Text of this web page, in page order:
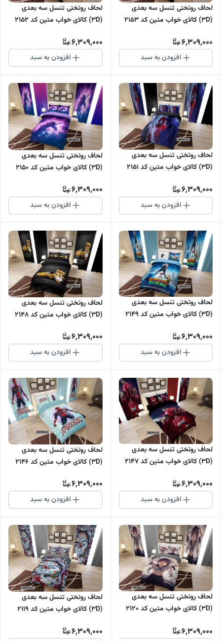
لحاف روتختی تنسل سه بعدی
(3D) کالای خواب متین کد 2153
6,309,000
افزودن به سبد
لحاف روتختی تنسل سه بعدی
(3D) کالای خواب متین کد 2152
6,309,000
افزودن به سبد
لحاف روتختی تنسل سه بعدی
(3D) کالای خواب متین کد 2151
6,309,000
افزودن به سبد
لحاف روتختی تنسل سه بعدی
(3D) کالای خواب متین کد 2150
6,309,000
افزودن به سبد
لحاف روتختی تنسل سه بعدی
(3D) کالای خواب متین کد 2149
6,309,000
افزودن به سبد
لحاف روتختی تنسل سه بعدی
(3D) کالای خواب متین کد 2148
6,309,000
افزودن به سبد
لحاف روتختی تنسل سه بعدی
(3D) کالای خواب متین کد 2147
6,309,000
افزودن به سبد
لحاف روتختی تنسل سه بعدی
(3D) کالای خواب متین کد 2146
6,309,000
افزودن به سبد
لحاف روتختی تنسل سه بعدی
(3D) کالای خواب متین کد 2120
6,309,000
لحاف روتختی تنسل سه بعدی
(3D) کالای خواب متین کد 2119
6,309,000